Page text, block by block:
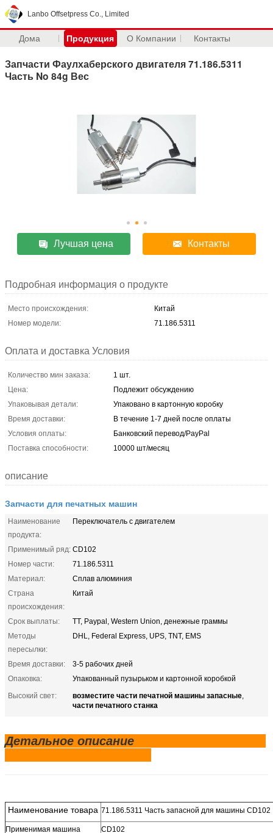
Lanbo Offsetpress Co., Limited
Дома Продукция О Компании Контакты
Запчасти Фаулхаберского двигателя 71.186.5311
Часть No 84g Вес
Лучшая цена Контакты
Подробная информация о продукте
Место происхождения:
Китай
Номер модели:
71.186.5311
Оплата и доставка Условия
Количество мин заказа:
1 шт.
Цена:
Подлежит обсуждению
Упаковывая детали:
Упаковано в картонную коробку
Время доставки:
В течение 1-7 дней после оплаты
Условия оплаты:
Банковский перевод/PayPal
Поставка способности:
10000 шт/месяц
описание
Запчасти для печатных машин
Наименование
продукта:
Переключатель с двигателем
Применимый ряд: CD102
Номер части:
71.186.5311
Материал:
Сплав алюминия
Страна
происхождения:
Китай
Срок выплаты:
TT, Paypal, Western Union, денежные граммы
Методы
пересылки:
DHL, Federal Express, UPS, TNT, EMS
Время доставки:
3-5 рабочих дней
Опаковка:
Упакованный пузырьком и картонной коробкой
Высокий свет:
возместите части печатной машины запасные,
части печатного станка
Детальное описание
Наименование товара 71.186.5311 Часть запасной для машины CD102
Применимая машина
CD102